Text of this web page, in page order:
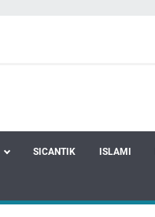
SICANTIK ISLAMI